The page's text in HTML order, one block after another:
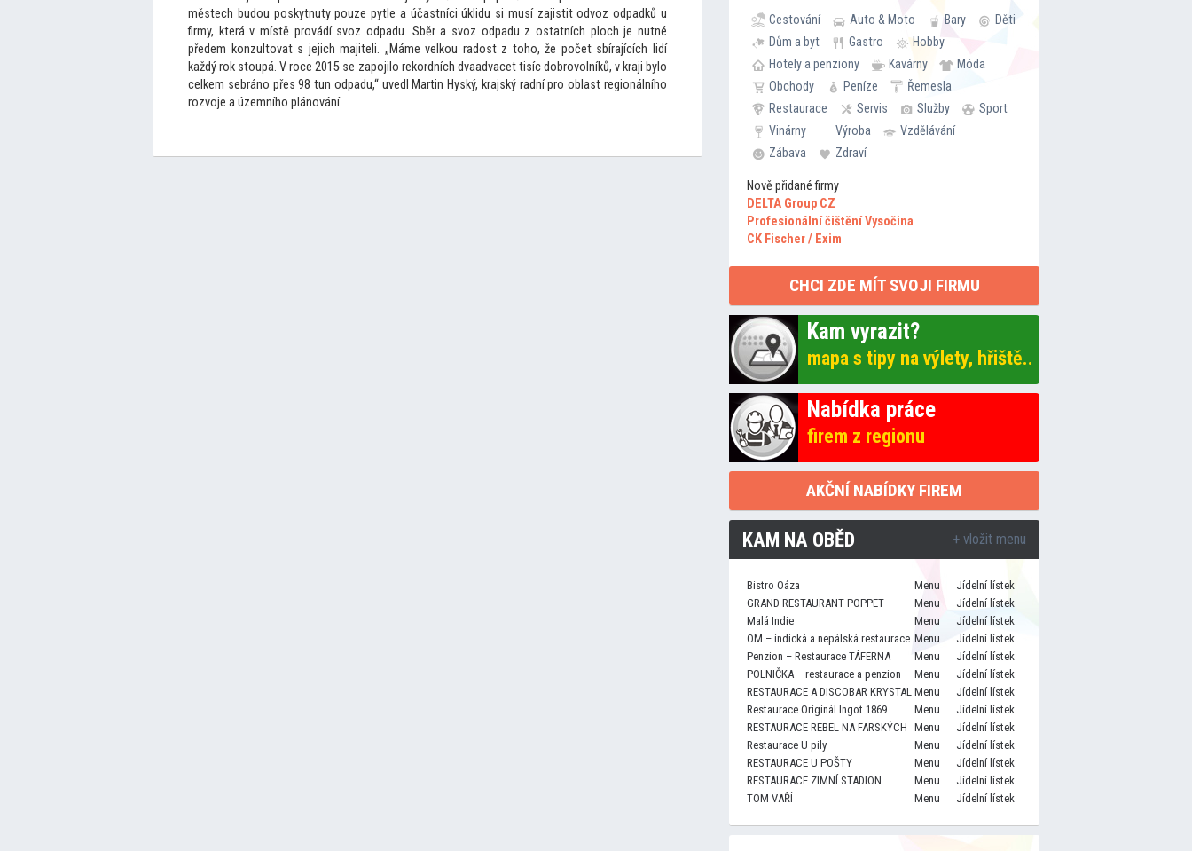
městech budou poskytnuty pouze pytle a účastníci úklidu si musí zajistit odvoz odpadků u
firmy, která v místě provádí svoz odpadu. Sběr a svoz odpadu z ostatních ploch je nutné
předem konzul tovat s jejich majiteli. „Máme velkou radost z toho, že počet sbírajících lidí
každý rok stoupá. V roce 2015 se zapojilo rekordních dvaadvacet tisíc dobrovolníků, v kraji bylo
celkem sebráno přes 98 tun odpadu,“ uvedl Martin Hyský, krajský radní pro oblast regionálního
rozvoje a územního plánování.
Cestování Auto & Moto Bary
Děti
Dům a byt
Gastro
Hobby
Hotely a penziony
Kavárny
Móda
Obchody
Peníze
Řemesla
Restaurace
Servis Služby
Sport
Vinárny
Výroba
Vzdělávání
Zábava
Zdraví
Nově přidané firmy
DELTA Group CZ
Profesionální čištění Vysočina
CK Fischer / Exim
CHCI ZDE MÍT SVOJI FIRMU
Kam vyrazit?
mapa s tipy na výlety, hřiště..
Nabídka práce
firem z regionu
AKČNÍ NABÍDKY FIREM
KAM NA OBĚD + vložit menu
Bistro Oáza Menu
Jídelní lístek
GRAND RESTAURANT POPPET
Menu
Jídelní lístek
Malá Indie
Menu
Jídelní lístek
OM – indická a nepálská restaurace Menu
Jídelní lístek
Penzion – Restaurace TÁFERNA
Menu
Jídelní lístek
POLNIČKA – restaurace a penzion
Menu
Jídelní lístek
RESTAURACE A DISCOBAR KRYSTAL Menu
Jídelní lístek
Restaurace Originál Ingot 1869
Menu
Jídelní lístek
RESTAURACE REBEL NA FARSKÝCH Menu
Jídelní lístek
Restaurace U pily
Menu
Jídelní lístek
RESTAURACE U POŠTY
Menu
Jídelní lístek
RESTAURACE ZIMNÍ STADION
Menu
Jídelní lístek
TOM VAŘÍ
Menu Jídelní lístek